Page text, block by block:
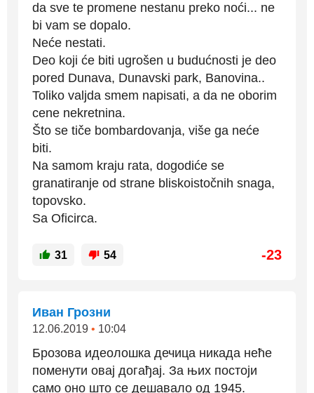
da sve te promene nestanu preko noći... ne
bi vam se dopalo.
Neće nestati.
Deo koji će biti ugrošen u budućnosti je deo
pored Dunava, Dunavski park, Banovina..
Toliko valjda smem napisati, a da ne oborim
cene nekretnina.
Što se tiče bombardovanja, više ga neće
biti.
Na samom kraju rata, dogodiće se
granatiranje od strane bliskoistočnih snaga,
topovsko.
Sa Oficirca.
31 54 -23
Иван Грозни
12.06.2019 • 10:04
Брозова идеолошка дечица никада неће
поменути овај догађај. За њих постоји
само оно што се дешавало од 1945.